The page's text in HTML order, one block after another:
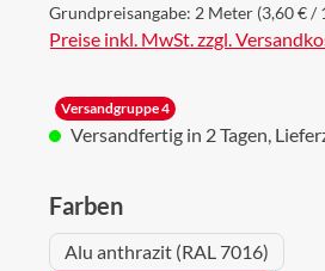
Grundpreisangabe: 2 Meter (3,60 € /
Preise inkl. MwSt. zzgl.
Versandgruppe 4
Versandfertig in 2 Tagen,
Farbenauswählen
Alu anthrazit (RAL 7016)